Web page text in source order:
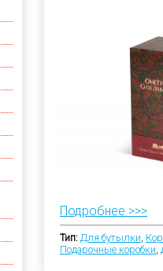
Подробнее >>>
Тип: Для бутылки,
Подарочные коробки,